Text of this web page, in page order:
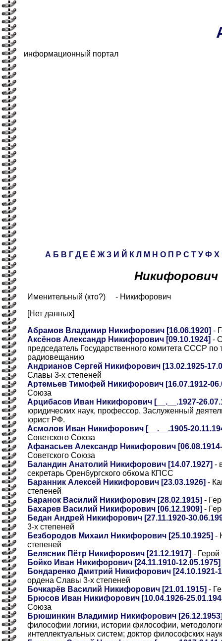
информационный портал
А Б В Г Д Е Ё Ж З И Й К Л М Н О П Р С Т У Ф Х
Никифорович
Именительный (кто?) - Никифорович
[Нет данных]
Абрамов Владимир Никифорович [16.06.1920] -
Аксёнов Александр Никифорович [09.10.1924] -
председатель Государственного комитета СССР по
радиовещанию
Андрианов Сергей Никифорович [13.02.1925-
Славы 3-х степеней
Артемьев Тимофей Никифорович [16.07.1912-
Союза
Арцибасов Иван Никифорович [__.__.1927-
юридических наук, профессор. Заслуженный
юрист РФ.
Асмолов Иван Никифорович [__.__.1905-
Советского Союза
Афанасьев Александр Никифорович [06.08.1914-
Советского Союза
Баландин Анатолий Никифорович [14.07.1927] -
секретарь Оренбургского обкома КПСС
Баранник Алексей Никифорович [23.03.1926] -
степеней
Баранок Василий Никифорович [28.02.1915] -
Бахарев Василий Никифорович [06.12.1909] -
Бедан Андрей Никифорович [27.11.1920-
3-х степеней
Безбородов Михаил Никифорович [25.10.1925] -
степеней
Белясник Пётр Никифорович [21.12.1917] - Герой
Бойко Иван Никифорович [24.11.1910-12.05.1975]
Бондаренко Дмитрий Никифорович [24.10.1921-
ордена Славы 3-х степеней
Бочкарёв Василий Никифорович [21.01.1915] -
Брюсов Иван Никифорович [10.04.1926-
Союза
Брюшинкин Владимир Никифорович
философии логики, истории философии,
интеллектуальных систем; доктор философских